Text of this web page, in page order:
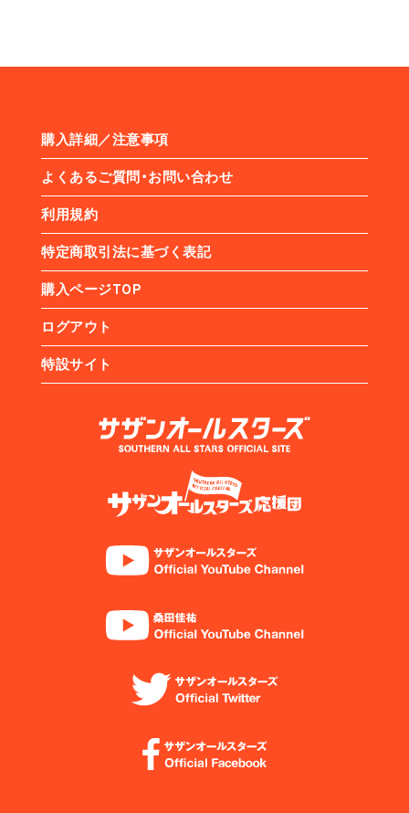
購入詳細／注意事項
よくあるご質問・お問い合わせ
利用規約
特定商取引法に基づく表記
購入ページTOP
ログアウト
特設サイト